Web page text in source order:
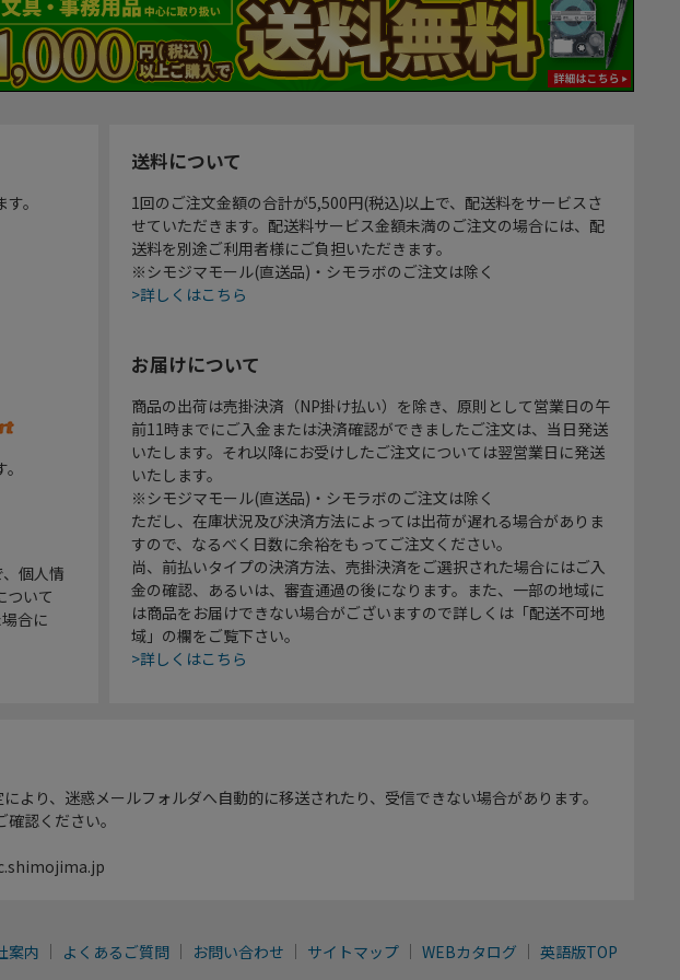
。
個人情
ついて
合に
送料について
1回のご注文金額の合計が5,500円(税込)以上で、配送料をサービスさ
せていただきます。配送料サービス金額未満のご注文の場合には、配
送料を別途ご利用者様にご負担いただきます。
※シモジマモール(直送品)・シモラボのご注文は除く
>詳しくはこちら
お届けについて
商品の出荷は売掛決済（NP掛け払い）を除き、原則として営業日の午
前11時までにご入金または決済確認ができましたご注文は、当日発送
いたします。それ以降にお受けしたご注文については翌営業日に発送
いたします。
※シモジマモール(直送品)・シモラボのご注文は除く
ただし、在庫状況及び決済方法によっては出荷が遅れる場合がありま
すので、なるべく日数に余裕をもってご注文ください。
尚、前払いタイプの決済方法、売掛決済をご選択された場合にはご入
金の確認、あるいは、審査通過の後になります。また、一部の地域に
は商品をお届けできない場合がございますので詳しくは「配送不可地
域」の欄をご覧下さい。
>詳しくはこちら
より、迷惑メールフォルダへ自動的に移送されたり、受信できない場合があります。
認ください。
案内 よくあるご質問 お問い合わせ サイトマップ WEBカタログ 英語版TOP